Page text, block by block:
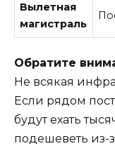
Вылетная
магистраль
Обратите
Не всякая
Если рядом
будут ехать
подешеветь из-